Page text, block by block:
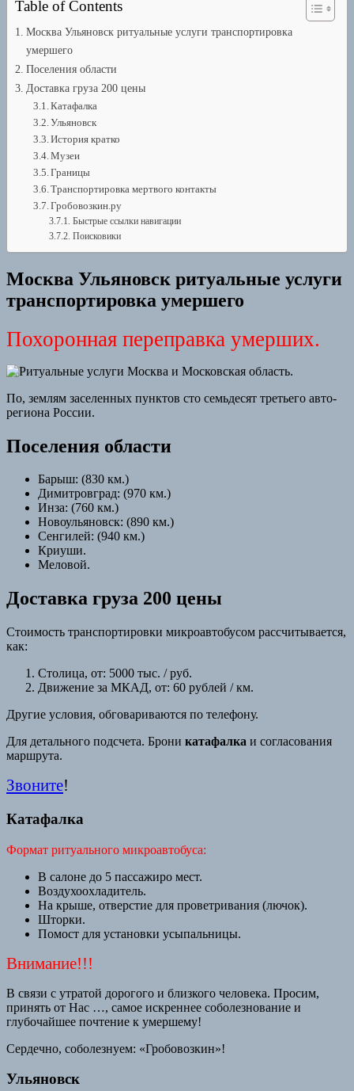
Table of Contents
Москва Ульяновск ритуальные услуги транспортировка
умершего
Поселения области
Доставка груза 200 цены
Катафалка
Ульяновск
История кратко
Музеи
Границы
Транспортировка мертвого контакты
Гробовозкин.ру
Быстрые ссылки навигации
Поисковики
Москва Ульяновск ритуальные услуги
транспортировка умершего
Похоронная переправка умерших.
По, землям заселенных пунктов сто семьдесят третьего авто-
региона России.
Поселения области
Барыш: (830 км.)
Димитровград: (970 км.)
Инза: (760 км.)
Новоульяновск: (890 км.)
Сенгилей: (940 км.)
Криуши.
Меловой.
Доставка груза 200 цены
Стоимость транспортировки микроавтобусом рассчитывается,
как:
Столица, от: 5000 тыс. / руб.
Движение за МКАД, от: 60 рублей / км.
Другие условия, обговариваются по телефону.
Для детального подсчета. Брони катафалка и согласования
маршрута.
Звоните!
Катафалка
Формат ритуального микроавтобуса:
В салоне до 5 пассажиро мест.
Воздухоохладитель.
На крыше, отверстие для проветривания (лючок).
Шторки.
Помост для установки усыпальницы.
Внимание!!!
В связи с утратой дорогого и близкого человека. Просим,
принять от Нас …, самое искреннее соболезнование и
глубочайшее почтение к умершему!
Сердечно, соболезнуем: «Гробовозкин»!
Ульяновск